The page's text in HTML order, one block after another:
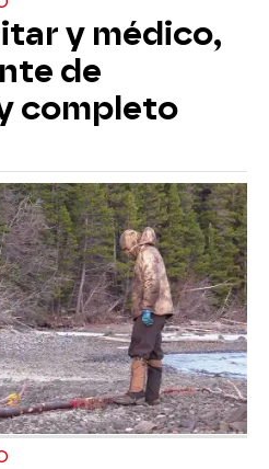
y médico,
de
completo